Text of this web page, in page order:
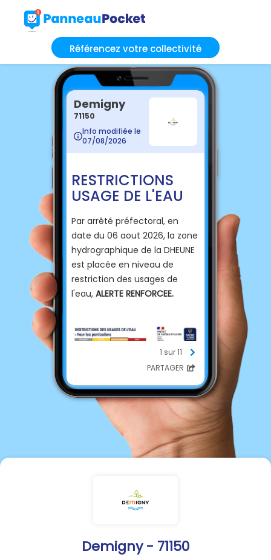
Référencez votre collectivité
Demigny - 71150
Demigny
71150
Info modifiée le
07/08/2026
RESTRICTIONS
USAGE DE L'EAU
Par arrêté préfectoral, en
date du 06 aout 2026, la zone
hydrographique de la DHEUNE
est placée en niveau de
restriction des usages de
l'eau, ALERTE RENFORCEE.
1 sur 11
PARTAGER